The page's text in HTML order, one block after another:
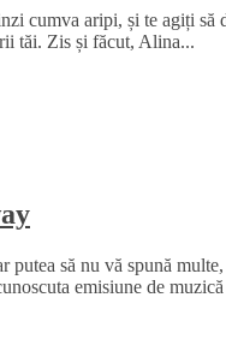
cumva aripi, și te agiți să
tăi. Zis și făcut, Alina...
putea să nu vă spună
emisiune de